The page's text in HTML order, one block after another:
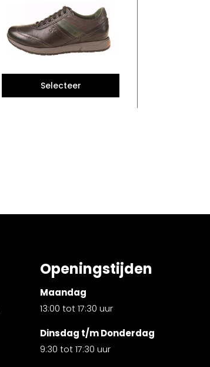
Openingstijden
Maandag
13:00 tot 17:30 uur
Dinsdag t/m Donderdag
9:30 tot 17:30 uur